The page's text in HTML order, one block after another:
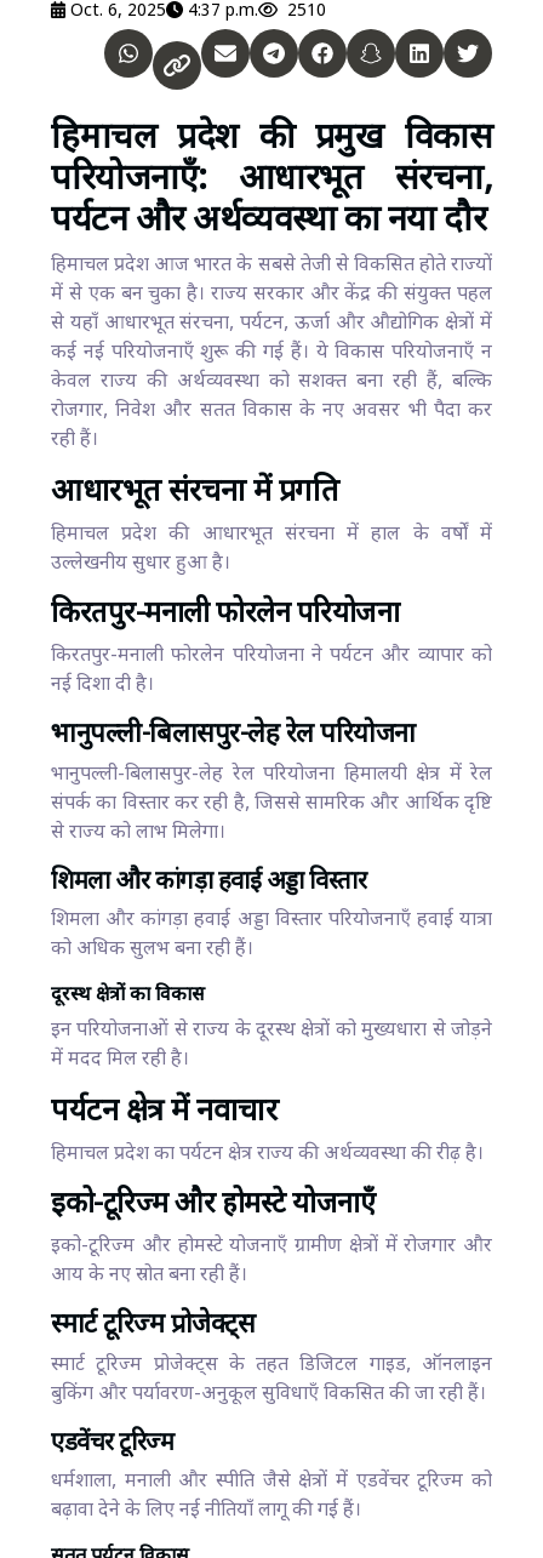
Oct. 6, 2025 4:37 p.m. 2510
हिमाचल प्रदेश की प्रमुख विकास
परियोजनाएँ: आधारभूत संरचना,
पर्यटन और अर्थव्यवस्था का नया दौर
हिमाचल प्रदेश आज भारत के सबसे तेजी से विकसित होते राज्यों
में से एक बन चुका है। राज्य सरकार और केंद्र की संयुक्त पहल
से यहाँ आधारभूत संरचना, पर्यटन, ऊर्जा और औद्योगिक क्षेत्रों में
कई नई परियोजनाएँ शुरू की गई हैं। ये विकास परियोजनाएँ न
केवल राज्य की अर्थव्यवस्था को सशक्त बना रही हैं, बल्कि
रोजगार, निवेश और सतत विकास के नए अवसर भी पैदा कर
रही हैं।
आधारभूत संरचना में प्रगति
हिमाचल प्रदेश की आधारभूत संरचना में हाल के वर्षों में
उल्लेखनीय सुधार हुआ है।
किरतपुर-मनाली फोरलेन परियोजना
किरतपुर-मनाली फोरलेन परियोजना ने पर्यटन और व्यापार को
नई दिशा दी है।
भानुपल्ली-बिलासपुर-लेह रेल परियोजना
भानुपल्ली-बिलासपुर-लेह रेल परियोजना हिमालयी क्षेत्र में रेल
संपर्क का विस्तार कर रही है, जिससे सामरिक और आर्थिक दृष्टि
से राज्य को लाभ मिलेगा।
शिमला और कांगड़ा हवाई अड्डा विस्तार
शिमला और कांगड़ा हवाई अड्डा विस्तार परियोजनाएँ हवाई यात्रा
को अधिक सुलभ बना रही हैं।
दूरस्थ क्षेत्रों का विकास
इन परियोजनाओं से राज्य के दूरस्थ क्षेत्रों को मुख्यधारा से जोड़ने
में मदद मिल रही है।
पर्यटन क्षेत्र में नवाचार
हिमाचल प्रदेश का पर्यटन क्षेत्र राज्य की अर्थव्यवस्था की रीढ़ है।
इको-टूरिज्म और होमस्टे योजनाएँ
इको-टूरिज्म और होमस्टे योजनाएँ ग्रामीण क्षेत्रों में रोजगार और
आय के नए स्रोत बना रही हैं।
स्मार्ट टूरिज्म प्रोजेक्ट्स
स्मार्ट टूरिज्म प्रोजेक्ट्स के तहत डिजिटल गाइड, ऑनलाइन
बुकिंग और पर्यावरण-अनुकूल सुविधाएँ विकसित की जा रही हैं।
एडवेंचर टूरिज्म
धर्मशाला, मनाली और स्पीति जैसे क्षेत्रों में एडवेंचर टूरिज्म को
बढ़ावा देने के लिए नई नीतियाँ लागू की गई हैं।